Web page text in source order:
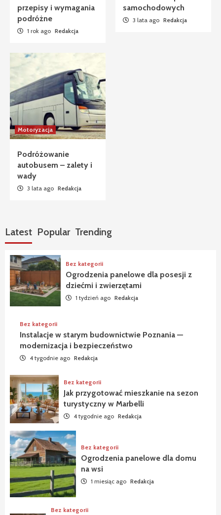
przepisy i wymagania
podróżne
1 rok ago Redakcja
samochodowych
3 lata ago Redakcja
Motoryzacja
Podróżowanie
autobusem – zalety i
wady
3 lata ago Redakcja
Latest Popular Trending
Bez kategorii
Ogrodzenia panelowe dla posesji z
dziećmi i zwierzętami
1 tydzień ago Redakcja
Bez kategorii
Instalacje w starym budownictwie Poznania —
modernizacja i bezpieczeństwo
4 tygodnie ago Redakcja
Bez kategorii
Jak przygotować mieszkanie na sezon
turystyczny w Marbelli
4 tygodnie ago Redakcja
Bez kategorii
Ogrodzenia panelowe dla domu
na wsi
1 miesiąc ago Redakcja
Bez kategorii